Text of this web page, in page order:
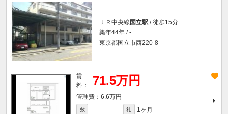
ＪＲ中央線 国立駅 / 徒歩15分
築年44年 / -
東京都国立市西220-8
賃
料：
71.5万円
6.6万円
敷 礼 1ヶ月